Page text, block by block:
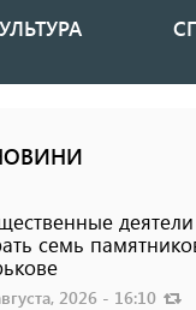
семь
2026 - 16:10